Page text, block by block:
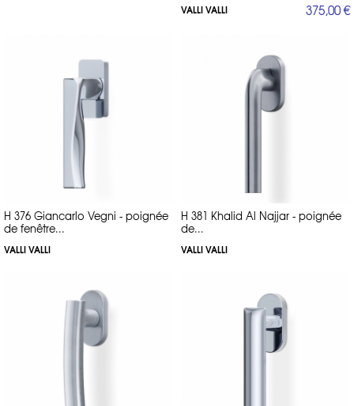
VALLI VALLI 375,00 €
H 376 Giancarlo Vegni - poignée
de fenêtre...
VALLI VALLI
H 381 Khalid Al Najjar - poignée
de...
VALLI VALLI